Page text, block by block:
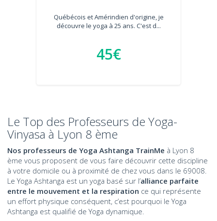
Québécois et Amérindien d'origine, je
découvre le yoga à 25 ans. C'est d...
45€
Le Top des Professeurs de Yoga-
Vinyasa à Lyon 8 ème
Nos professeurs de Yoga Ashtanga TrainMe à Lyon 8
ème vous proposent de vous faire découvrir cette discipline
à votre domicile ou à proximité de chez vous dans le 69008.
Le Yoga Ashtanga est un yoga basé sur l’alliance parfaite
entre le mouvement et la respiration ce qui représente
un effort physique conséquent, c’est pourquoi le Yoga
Ashtanga est qualifié de Yoga dynamique.